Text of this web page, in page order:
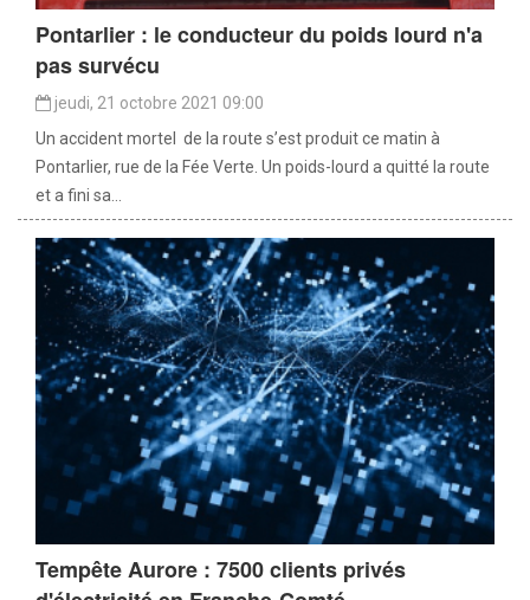
Pontarlier : le conducteur du poids lourd n'a
pas survécu
jeudi, 21 octobre 2021 09:00
Un accident mortel de la route s’est produit ce matin à
Pontarlier, rue de la Fée Verte. Un poids-lourd a quitté la route
et a fini sa...
Tempête Aurore : 7500 clients privés